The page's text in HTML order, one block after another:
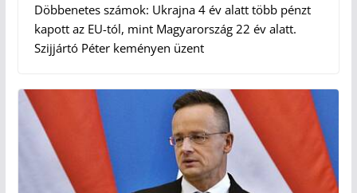
Döbbenetes számok: Ukrajna 4 év alatt több pénzt
kapott az EU-tól, mint Magyarország 22 év alatt.
Szijjártó Péter keményen üzent